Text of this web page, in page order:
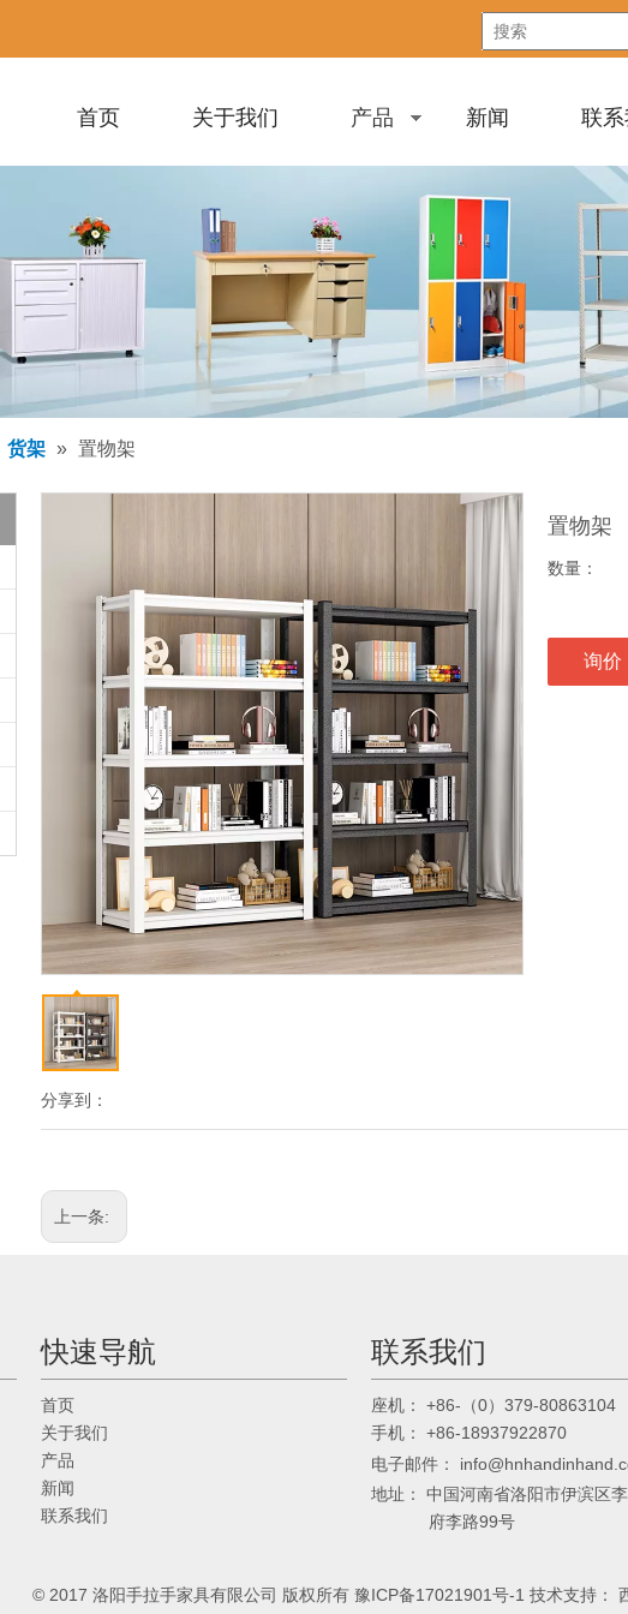
首页 关于我们 产品 新闻 联
货架 » 置物架
分享到：
置物架
数量：
询价
上一条:
快速导航
首页
关于我们
产品
新闻
联系我们
联系我们
座机 ： +86-（0）379-80863104
手机 ： +86-18937922870
电子邮件：
地址： 中国河南省洛阳市伊滨区
府李路99号
© 2017 洛阳手拉手家具有限公司 版权所有 豫ICP备17021901号-1 技术支持：